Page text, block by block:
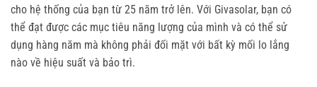
cho hệ thống của bạn từ 25 năm trở lên. Với Givasolar, bạn có
thể đạt được các mục tiêu năng lượng của mình và có thể sử
dụng hàng năm mà không phải đối mặt với bất kỳ mối lo lắng
nào về hiệu suất và bảo trì.